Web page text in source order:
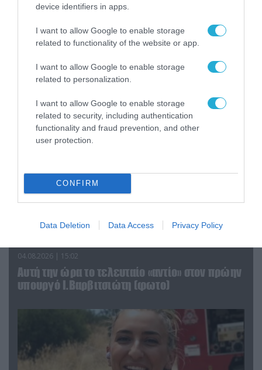
device identifiers in apps.
I want to allow Google to enable storage
related to functionality of the website or app.
I want to allow Google to enable storage
related to personalization.
I want to allow Google to enable storage
related to security, including authentication
functionality and fraud prevention, and other
user protection.
CONFIRM
Data Deletion Data Access Privacy Policy
06.08.2026 | 09:03
«Οι εντελώς αθώοι»: Η ανάρτηση του Αρκά για
τα ζώα που χάθηκαν στις πυρκαγιές της
Αττικής (φωτο)
04.08.2026 | 15:02
Αυτή την ώρα το τελευταίο «αντίο» στον πρώην
υπουργό Ι.Βαρβιτσιώτη (φωτο)